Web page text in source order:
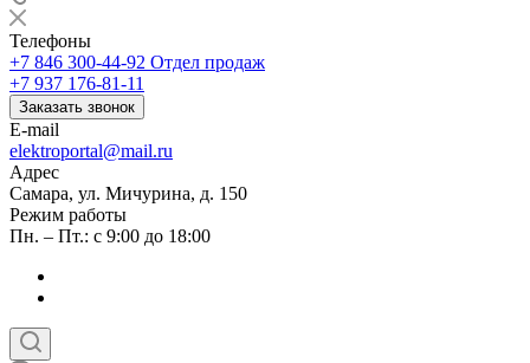
Телефоны
+7 846 300-44-92 Отдел продаж
+7 937 176-81-11
Заказать звонок
E-mail
elektroportal@mail.ru
Адрес
Самара, ул. Мичурина, д. 150
Режим работы
Пн. – Пт.: с 9:00 до 18:00